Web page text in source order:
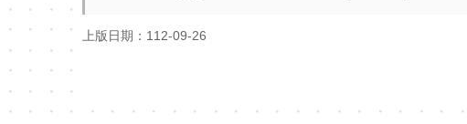
上版日期：112-09-26